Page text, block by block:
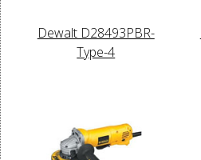
Dewalt D28493PBR-
Type-4